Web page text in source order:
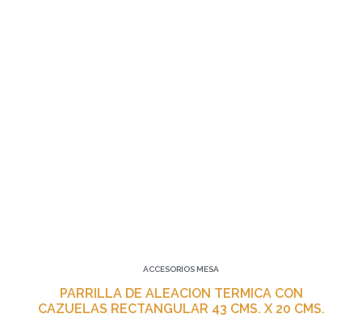
ACCESORIOS MESA
PARRILLA DE ALEACION TERMICA CON
CAZUELAS RECTANGULAR 43 CMS. X 20 CMS.